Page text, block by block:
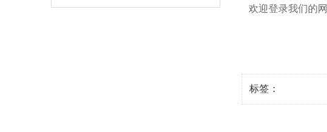
欢迎登录我们的
标签：